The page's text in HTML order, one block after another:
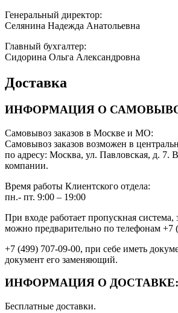
Генеральный директор:
Селянина Надежда Анатольевна
Главный бухгалтер:
Сидорина Ольга Александровна
Доставка
ИНФОРМАЦИЯ О
Самовывоз заказов в Москве и МО:
Самовывоз заказов возможен в
по адресу: Москва, ул. Павловская, д. 7.
компании.
Время работы Клиентского отдела:
пн.- пт. 9:00 – 19:00
При входе работает пропускная система,
можно предварительно по телефонам +7
+7 (499) 707-09-00, при себе иметь
документ его заменяющий.
ИНФОРМАЦИЯ О ДОСТАВКЕ:
Бесплатные доставки.